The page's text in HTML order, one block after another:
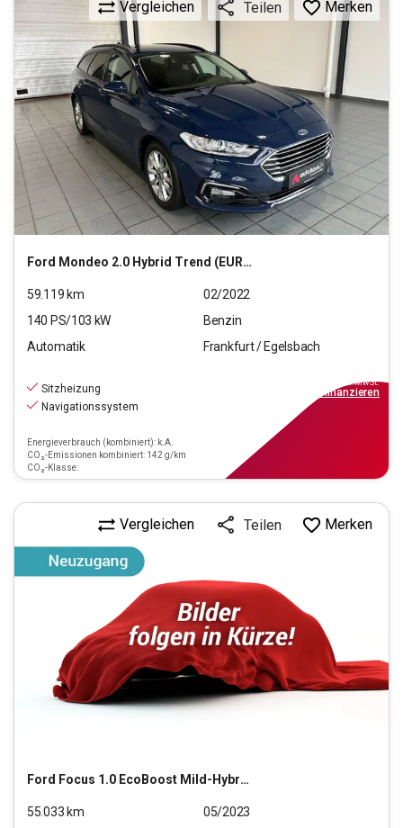
Ford Mondeo 2.0 Hybrid Trend (EURO 6d)
Vergleichen Teilen Merken
59.119 km
02/2022
140 PS/103 kW
Benzin
Automatik
Frankfurt / Egelsbach
Sitzheizung
Navigationssystem
Energieverbrauch (kombiniert): k.A.
CO₂-Emissionen kombiniert: 142 g/km
CO₂-Klasse:
inkl.MwSt.
finanzieren
Ford Focus 1.0 EcoBoost Mild-Hybrid ST-Line X S/S (EURO
Vergleichen Teilen Merken
55.033 km
05/2023